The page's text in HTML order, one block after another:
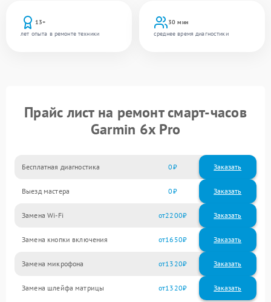
13+
лет опыта в ремонте техники
30 мин
среднее время диагностики
Прайс лист на ремонт смарт-часов
Garmin 6x Pro
Бесплатная диагностика 0 Заказать
Выезд мастера 0 Заказать
Замена Wi-Fi 2200
Замена кнопки включения 1650
Замена микрофона 1320
Замена шлейфа матрицы 1320